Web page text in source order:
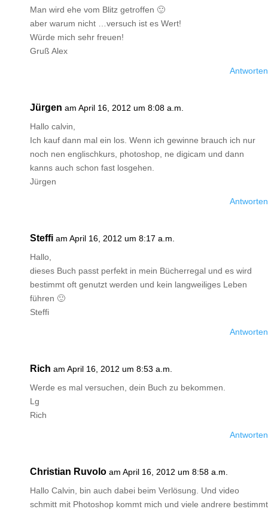
Man wird ehe vom Blitz getroffen 🙂
aber warum nicht …versuch ist es Wert!
Würde mich sehr freuen!
Gruß Alex
Antworten
Jürgen am April 16, 2012 um 8:08 a.m.
Hallo calvin,
Ich kauf dann mal ein los. Wenn ich gewinne brauch ich nur
noch nen englischkurs, photoshop, ne digicam und dann
kanns auch schon fast losgehen.
Jürgen
Antworten
Steffi am April 16, 2012 um 8:17 a.m.
Hallo,
dieses Buch passt perfekt in mein Bücherregal und es wird
bestimmt oft genutzt werden und kein langweiliges Leben
führen 🙂
Steffi
Antworten
Rich am April 16, 2012 um 8:53 a.m.
Werde es mal versuchen, dein Buch zu bekommen.
Lg
Rich
Antworten
Christian Ruvolo am April 16, 2012 um 8:58 a.m.
Hallo Calvin, bin auch dabei beim Verlösung. Und video
schmitt mit Photoshop kommt mich und viele andrere bestimmt